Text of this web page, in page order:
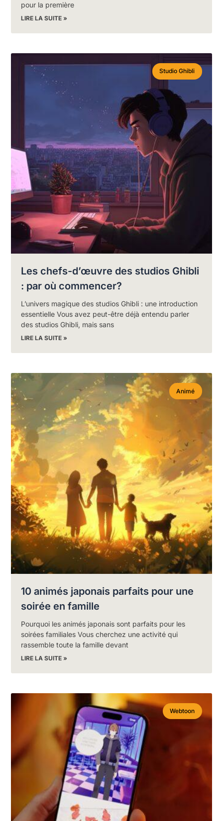
pour la première
LIRE LA SUITE »
Studio Ghibli
Les chefs-d’œuvre des studios Ghibli
: par où commencer?
L’univers magique des studios Ghibli : une introduction
essentielle Vous avez peut-être déjà entendu parler
des studios Ghibli, mais sans
LIRE LA SUITE »
Animé
10 animés japonais parfaits pour une
soirée en famille
Pourquoi les animés japonais sont parfaits pour les
soirées familiales Vous cherchez une activité qui
rassemble toute la famille devant
LIRE LA SUITE »
Webtoon